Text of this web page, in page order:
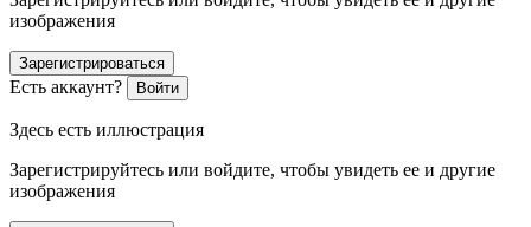
изображения
Зарегистрироваться
Есть аккаунт? Войти
Здесь есть иллюстрация
Зарегистрируйтесь или войдите, чтобы увидеть ее и другие
изображения